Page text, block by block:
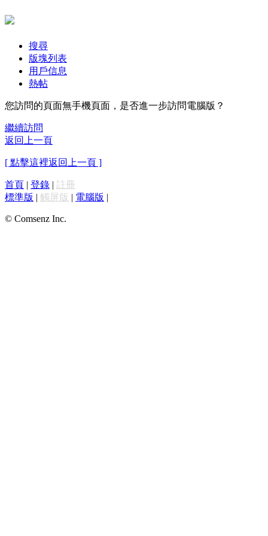
搜尋
版塊列表
用戶信息
熱帖
您訪問的頁面無手機頁面，是否進一步訪問電腦版？
繼續訪問
返回上一頁
[ 點擊這裡返回上一頁 ]
首頁 | 登錄 | 註冊
標準版 | 觸屏版 | 電腦版 |
© Comsenz Inc.